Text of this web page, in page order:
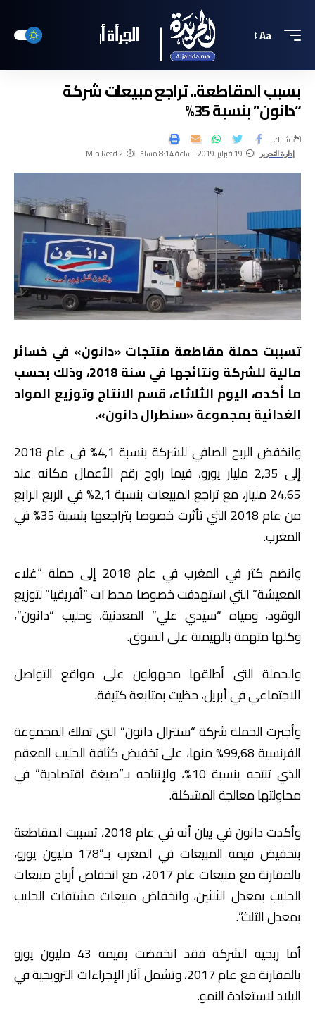
Aa
بسبب المقاطعة.. تراجع مبيعات شركة
“دانون” بنسبة 35%
إدارة التحرير 19 فبراير، 2019 الساعة 8:14 مساءً 2 Min Read
شارك
تسببت حملة مقاطعة منتجات «دانون» في خسائر
مالية للشركة ونتائجها في سنة 2018، وذلك بحسب
ما أكده، اليوم الثلاثاء، قسم الانتاج وتوزيع المواد
الغدائية بمجموعة «سنطرال دانون».
وانخفض الربح الصافي للشركة بنسبة 4,1% في عام 2018
إلى 2,35 مليار يورو، فيما راوح رقم الأعمال مكانه عند
24,65 مليار، مع تراجع المبيعات بنسبة 2,1% في الربع الرابع
من عام 2018 التي تأثرت خصوصا بتراجعها بنسبة 35% في
المغرب.
وانضم كثر في المغرب في عام 2018 إلى حملة “غلاء
المعيشة” التي استهدفت خصوصا محط ات “أفريقيا” لتوزيع
الوقود، ومياه “سيدي علي” المعدنية، وحليب “دانون”،
وكلها متهمة بالهيمنة على السوق.
والحملة التي أطلقها مجهولون على مواقع التواصل
الاجتماعي في أبريل، حظيت بمتابعة كثيفة.
وأجبرت الحملة شركة “سنترال دانون” التي تملك المجموعة
الفرنسية 99,68% منها، على تخفيض كثافة الحليب المعقم
الذي تنتجه بنسبة 10%، ولإنتاجه بـ”صيغة اقتصادية” في
محاولتها معالجة المشكلة.
وأكدت دانون في بيان أنه في عام 2018، تسببت المقاطعة
بتخفيض قيمة المبيعات في المغرب بـ”178 مليون يورو،
بالمقارنة مع مبيعات عام 2017، مع انخفاض أرباح مبيعات
الحليب بمعدل الثلثين، وانخفاض مبيعات مشتقات الحليب
بمعدل الثلث”.
أما ربحية الشركة فقد انخفضت بقيمة 43 مليون يورو
بالمقارنة مع عام 2017، وتشمل آثار الإجراءات الترويجية في
البلاد لاستعادة النمو.